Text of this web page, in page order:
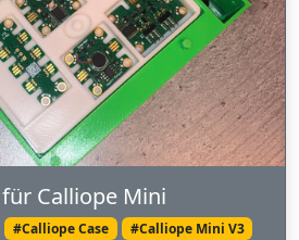
für Calliope Mini
#Calliope Case
#Calliope Mini V3